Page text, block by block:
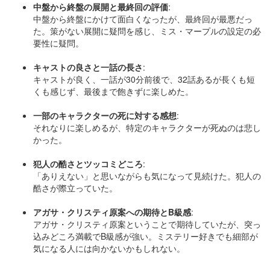
中盤から終盤の展開と最終回の評価:
中盤から終盤にかけて面白くなったが、最終回が最悪だっ
た。策がない展開に疑問を感じ、ミス・マープルの設定の必
要性に疑問。
キャストの良さと一話の長さ:
キャストが良く、一話が30分前後で、32話あるが長くも短
くも感じず、最後まで飽きずに楽しめた。
一部のキャラクターの死に対する感想:
それなりに楽しめるが、特定のキャラクターが死ぬのは悲し
かった。
犯人の酷さとツッコミどころ:
「ありえない」と思いながらも気になって見続けた。犯人の
酷さが際立っていた。
アガサ・クリスティ原案への期待とB級感:
アガサ・クリスティ原案ということで期待していたが、突っ
込みどころ満載でB級感が強い。ミステリー好きでも細部が
気になる人には向かないかもしれない。